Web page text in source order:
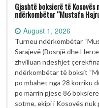
Gjashtë boksierë të
ndërkombëtar “Mustafa
August 1, 2026
Turneu ndërkombëtar
Sarajevë (Bosnjë dhe
zhvilluan ndeshjet
ndërkombëtar të boksit
po mbahet nga 28 korriku
po marrin pjesë 86
sotme, ekipi i Kosovës